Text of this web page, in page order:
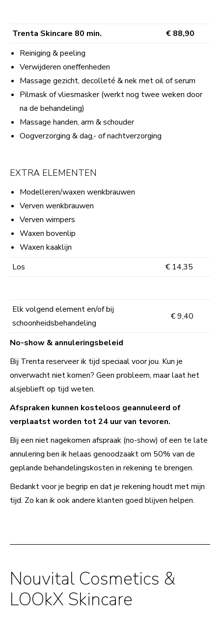
Trenta Skincare 80 min.
€ 88,90
Reiniging & peeling
Verwijderen oneffenheden
Massage gezicht, decolleté & nek met oil of serum
Pilmask of vliesmasker (werkt nog twee weken door
na de behandeling)
Massage handen, arm & schouder
Oogverzorging & dag,- of nachtverzorging
EXTRA ELEMENTEN
Modelleren/waxen wenkbrauwen
Verven wenkbrauwen
Verven wimpers
Waxen bovenlip
Waxen kaaklijn
Los
€ 14,35
Elk volgend element en/of bij
schoonheidsbehandeling
€ 9,40
No-show & annuleringsbeleid
Bij Trenta reserveer ik tijd speciaal voor jou. Kun je
onverwacht niet komen? Geen probleem, maar laat het
alsjeblieft op tijd weten.
Afspraken kunnen kosteloos geannuleerd of
verplaatst worden tot 24 uur van tevoren.
Bij een niet nagekomen afspraak (no-show) of een te late
annulering ben ik helaas genoodzaakt om 50% van de
geplande behandelingskosten in rekening te brengen.
Bedankt voor je begrip en dat je rekening houdt met mijn
tijd. Zo kan ik ook andere klanten goed blijven helpen.
Nouvital Cosmetics &
LOOkX Skincare